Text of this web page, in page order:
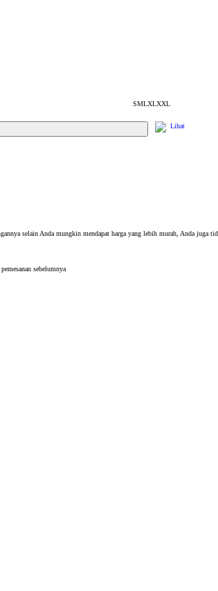
SMLXLXXL
Lihat
selain Anda mungkin mendapat harga yang lebih murah, Anda juga
sebelumnya